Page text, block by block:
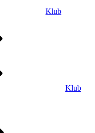
Klub
Klub